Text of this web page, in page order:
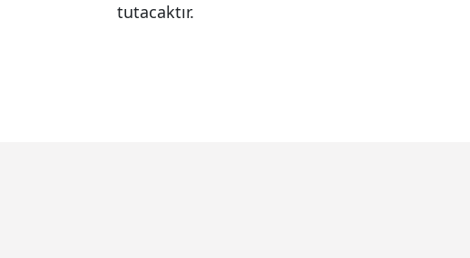
tutacaktır.